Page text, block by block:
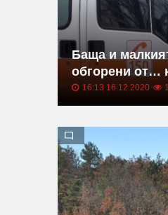
Баща и
обгорени от…
16:13 16.12.2020